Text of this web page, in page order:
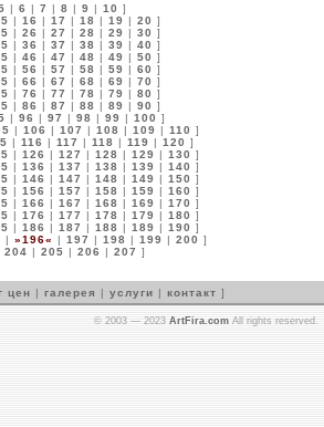
| 6 | 7 | 8 | 9 | 10 ]
| 16 | 17 | 18 | 19 | 20 ]
| 26 | 27 | 28 | 29 | 30 ]
| 36 | 37 | 38 | 39 | 40 ]
| 46 | 47 | 48 | 49 | 50 ]
| 56 | 57 | 58 | 59 | 60 ]
| 66 | 67 | 68 | 69 | 70 ]
| 76 | 77 | 78 | 79 | 80 ]
| 86 | 87 | 88 | 89 | 90 ]
| 96 | 97 | 98 | 99 | 100 ]
| 106 | 107 | 108 | 109 | 110 ]
| 116 | 117 | 118 | 119 | 120 ]
| 126 | 127 | 128 | 129 | 130 ]
| 136 | 137 | 138 | 139 | 140 ]
| 146 | 147 | 148 | 149 | 150 ]
| 156 | 157 | 158 | 159 | 160 ]
| 166 | 167 | 168 | 169 | 170 ]
| 176 | 177 | 178 | 179 | 180 ]
| 186 | 187 | 188 | 189 | 190 ]
| »196« | 197 | 198 | 199 | 200 ]
204 | 205 | 206 | 207 ]
цен | галерея | услуги | контакт ]
© 2003 — 2023 ArtFira.com All rights reserved.